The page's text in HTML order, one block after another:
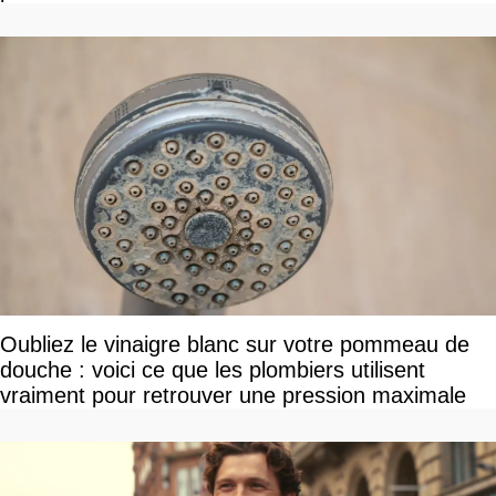
Oubliez le vinaigre blanc sur votre pommeau de
douche : voici ce que les plombiers utilisent
vraiment pour retrouver une pression maximale